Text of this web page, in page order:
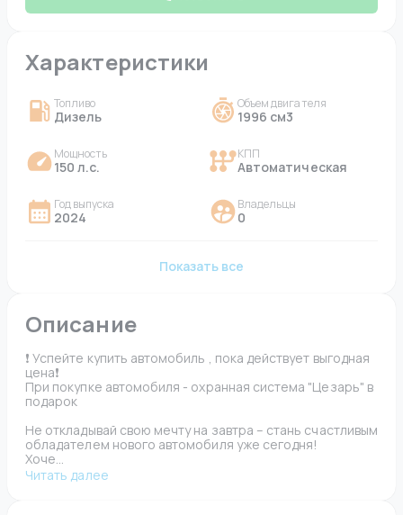
Характеристики
Топливо
Дизель
Объем двигателя
1996 см3
Мощность
150 л.с.
КПП
Автоматическая
Год выпуска
2024
Владельцы
0
Показать все
Описание
❗️ Успейте купить автомобиль , пока действует выгодная
цена❗️
При покупке автомобиля - охранная система "Цезарь" в
подарок
Не откладывай свою мечту на завтра – стань счастливым
обладателем нового автомобиля уже сегодня!
Хоче...
Читать далее